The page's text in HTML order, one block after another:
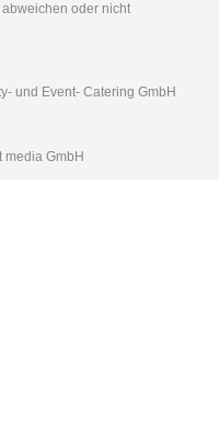
oder nicht
und Event- Catering GmbH
media GmbH